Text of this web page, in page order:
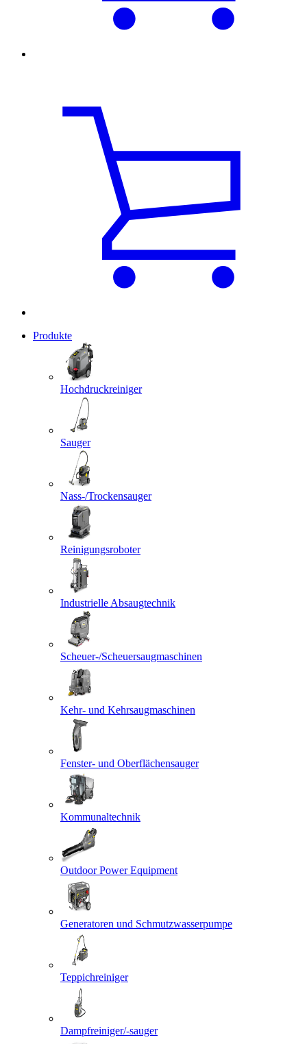
Produkte
Hochdruckreiniger
Sauger
Nass-/Trockensauger
Reinigungsroboter
Industrielle Absaugtechnik
Scheuer-/Scheuersaugmaschinen
Kehr- und Kehrsaugmaschinen
Fenster- und Oberflächensauger
Kommunaltechnik
Outdoor Power Equipment
Generatoren und Schmutzwasserpumpe
Teppichreiniger
Dampfreiniger/-sauger